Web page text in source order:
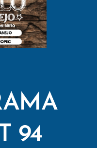
94